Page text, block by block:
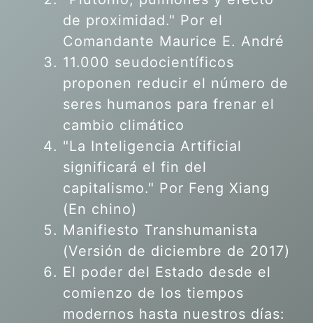
de proximidad." Por el
Comandante Maurice E. André
11.000 seudocientíficos
proponen reducir el número de
seres humanos para frenar el
cambio climático
"La Inteligencia Artificial
significará el fin del
capitalismo." Por Feng Xiang
(En chino)
Manifiesto Transhumanista
(Versión de diciembre de 2017)
El poder del Estado desde el
comienzo de los tiempos
modernos hasta nuestros días: